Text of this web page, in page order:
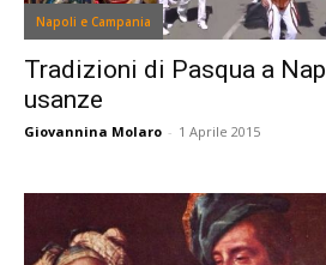
Napoli e Campania
Tradizioni di Pasqua a
usanze
Giovannina Molaro - 1 Aprile 2015